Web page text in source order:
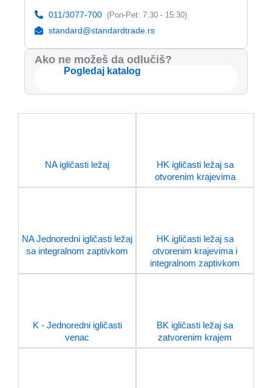
011/3077-700 (Pon-Pet: 7:30 - 15:30)
standard@standardtrade.rs
Ako ne možeš da odlučiš?
Pogledaj katalog
NA igličasti ležaj
HK igličasti ležaj sa
otvorenim krajevima
NA Jednoredni igličasti ležaj
sa integralnom zaptivkom
HK igličasti ležaj sa
otvorenim krajevima i
integralnom zaptivkom
K - Jednoredni igličasti
venac
BK igličasti ležaj sa
zatvorenim krajem